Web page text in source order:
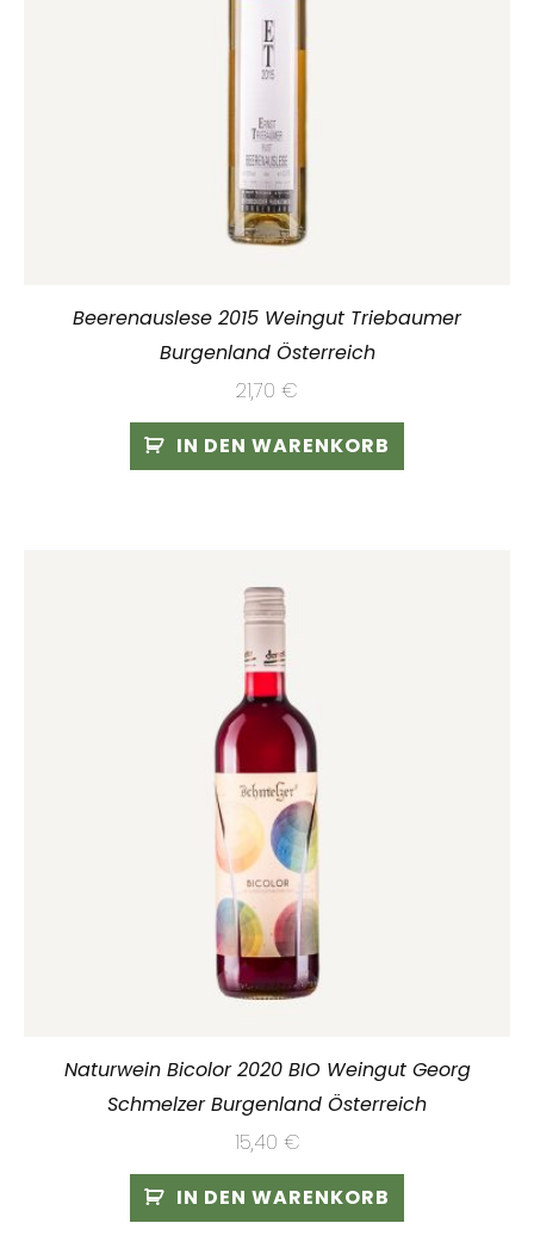
Beerenauslese 2015 Weingut Triebaumer
Burgenland Österreich
21,70 €
IN DEN WARENKORB
Naturwein Bicolor 2020 BIO Weingut Georg
Schmelzer Burgenland Österreich
15,40 €
IN DEN WARENKORB